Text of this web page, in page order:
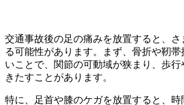
交通事故後の足の痛みを放置すると、さ
る可能性があります。まず、骨折や靭
いことで、関節の可動域が狭まり、歩
きたすことがあります。
特に、足首や膝のケガを放置すると、